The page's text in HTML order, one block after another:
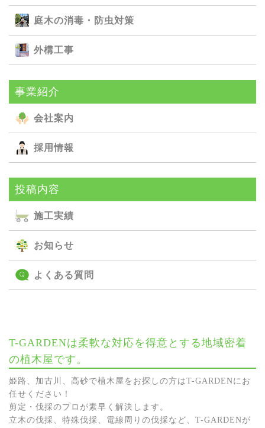
庭⽊の消毒・防⾍対策
外構⼯事
事業紹介
会社案内
採用情報
投稿内容
施⼯実績
お知らせ
よくある質問
T-GARDENは柔軟な対応を得意とする地域密着
の植木屋です。
姫路、加古川、高砂で植木屋をお探しの方はT-GARDENにお
任せください！
剪定・伐採のプロが素早く解決します。
立木の伐採、特殊伐採、電線周りの伐採など、T-GARDENが